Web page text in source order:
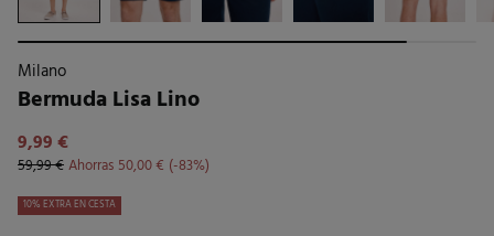
Milano
Bermuda Lisa Lino
9,99 €
59,99 €Ahorras 50,00 € 83
10% EXTRA EN CESTA